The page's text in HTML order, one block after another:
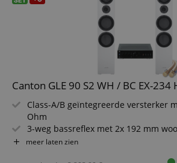
Canton GLE 90 S2 WH / BC EX-234
Class-A/B geïntegreerde versterker
Ohm
3-weg bassreflex met 2x 192 mm
1x 174 mm midrange en 25 mm
Digitale ingangen, phono, XLR en
meer laten zien